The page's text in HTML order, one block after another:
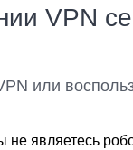
VPN
или
не являетесь